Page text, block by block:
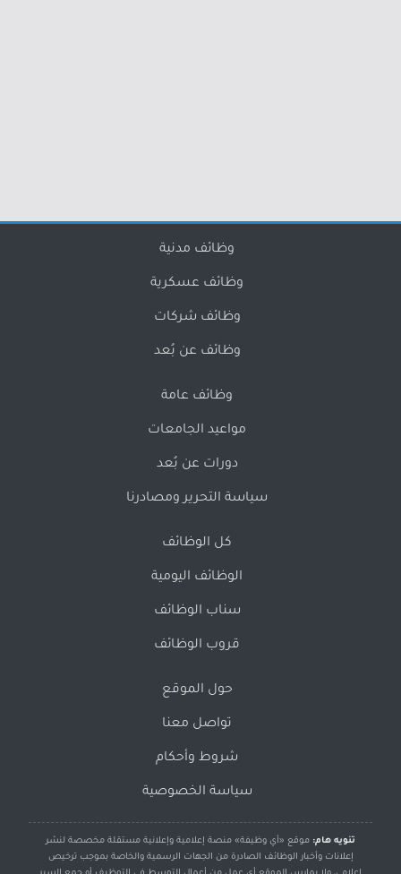
وظائف مدنية
وظائف عسكرية
وظائف شركات
وظائف عن بُعد
وظائف عامة
مواعيد الجامعات
دورات عن بُعد
سياسة التحرير ومصادرنا
كل الوظائف
الوظائف اليومية
سناب الوظائف
قروب الوظائف
حول الموقع
تواصل معنا
شروط وأحكام
سياسة الخصوصية
تنويه هام: موقع «أي وظيفة» منصة إعلامية وإعلانية مستقلة مخصصة لنشر
إعلانات وأخبار الوظائف الصادرة من الجهات الرسمية والخاصة بموجب ترخيص